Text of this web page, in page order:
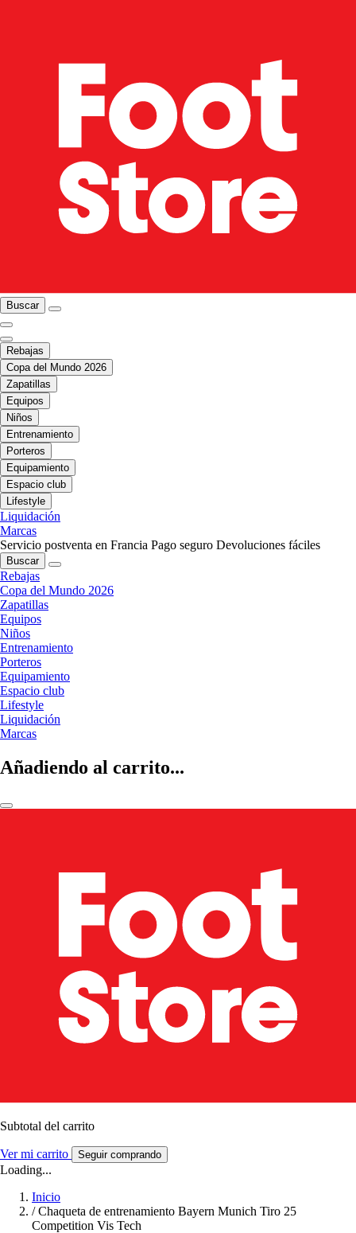
Buscar
Rebajas
Copa del Mundo 2026
Zapatillas
Equipos
Niños
Entrenamiento
Porteros
Equipamiento
Espacio club
Lifestyle
Liquidación
Marcas
Servicio postventa en Francia Pago seguro Devoluciones fáciles
Buscar
Rebajas
Copa del Mundo 2026
Zapatillas
Equipos
Niños
Entrenamiento
Porteros
Equipamiento
Espacio club
Lifestyle
Liquidación
Marcas
Añadiendo al carrito...
Subtotal del carrito
Ver mi carrito Seguir comprando
Loading...
Inicio
/ Chaqueta de entrenamiento Bayern Munich Tiro 25
Competition Vis Tech